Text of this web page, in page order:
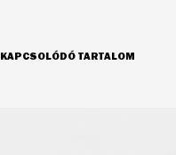
KAPCSOLÓDÓ TARTALOM